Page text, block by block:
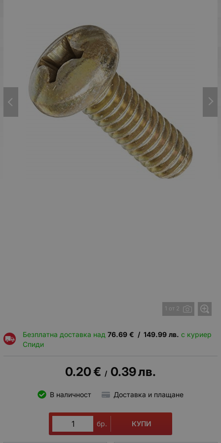
1 от 2
Безплатна доставка над 76.69 € / 149.99 лв. с куриер
Спиди
0.20€ / 0.39лв.
В наличност Доставка и плащане
бр. КУПИ